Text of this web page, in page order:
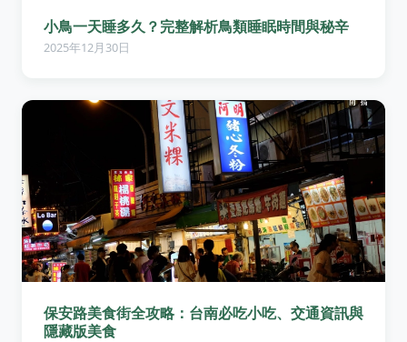
小鳥一天睡多久？完整解析鳥類睡眠時間與秘辛
2025年12月30日
保安路美食街全攻略：台南必吃小吃、交通資訊與
隱藏版美食